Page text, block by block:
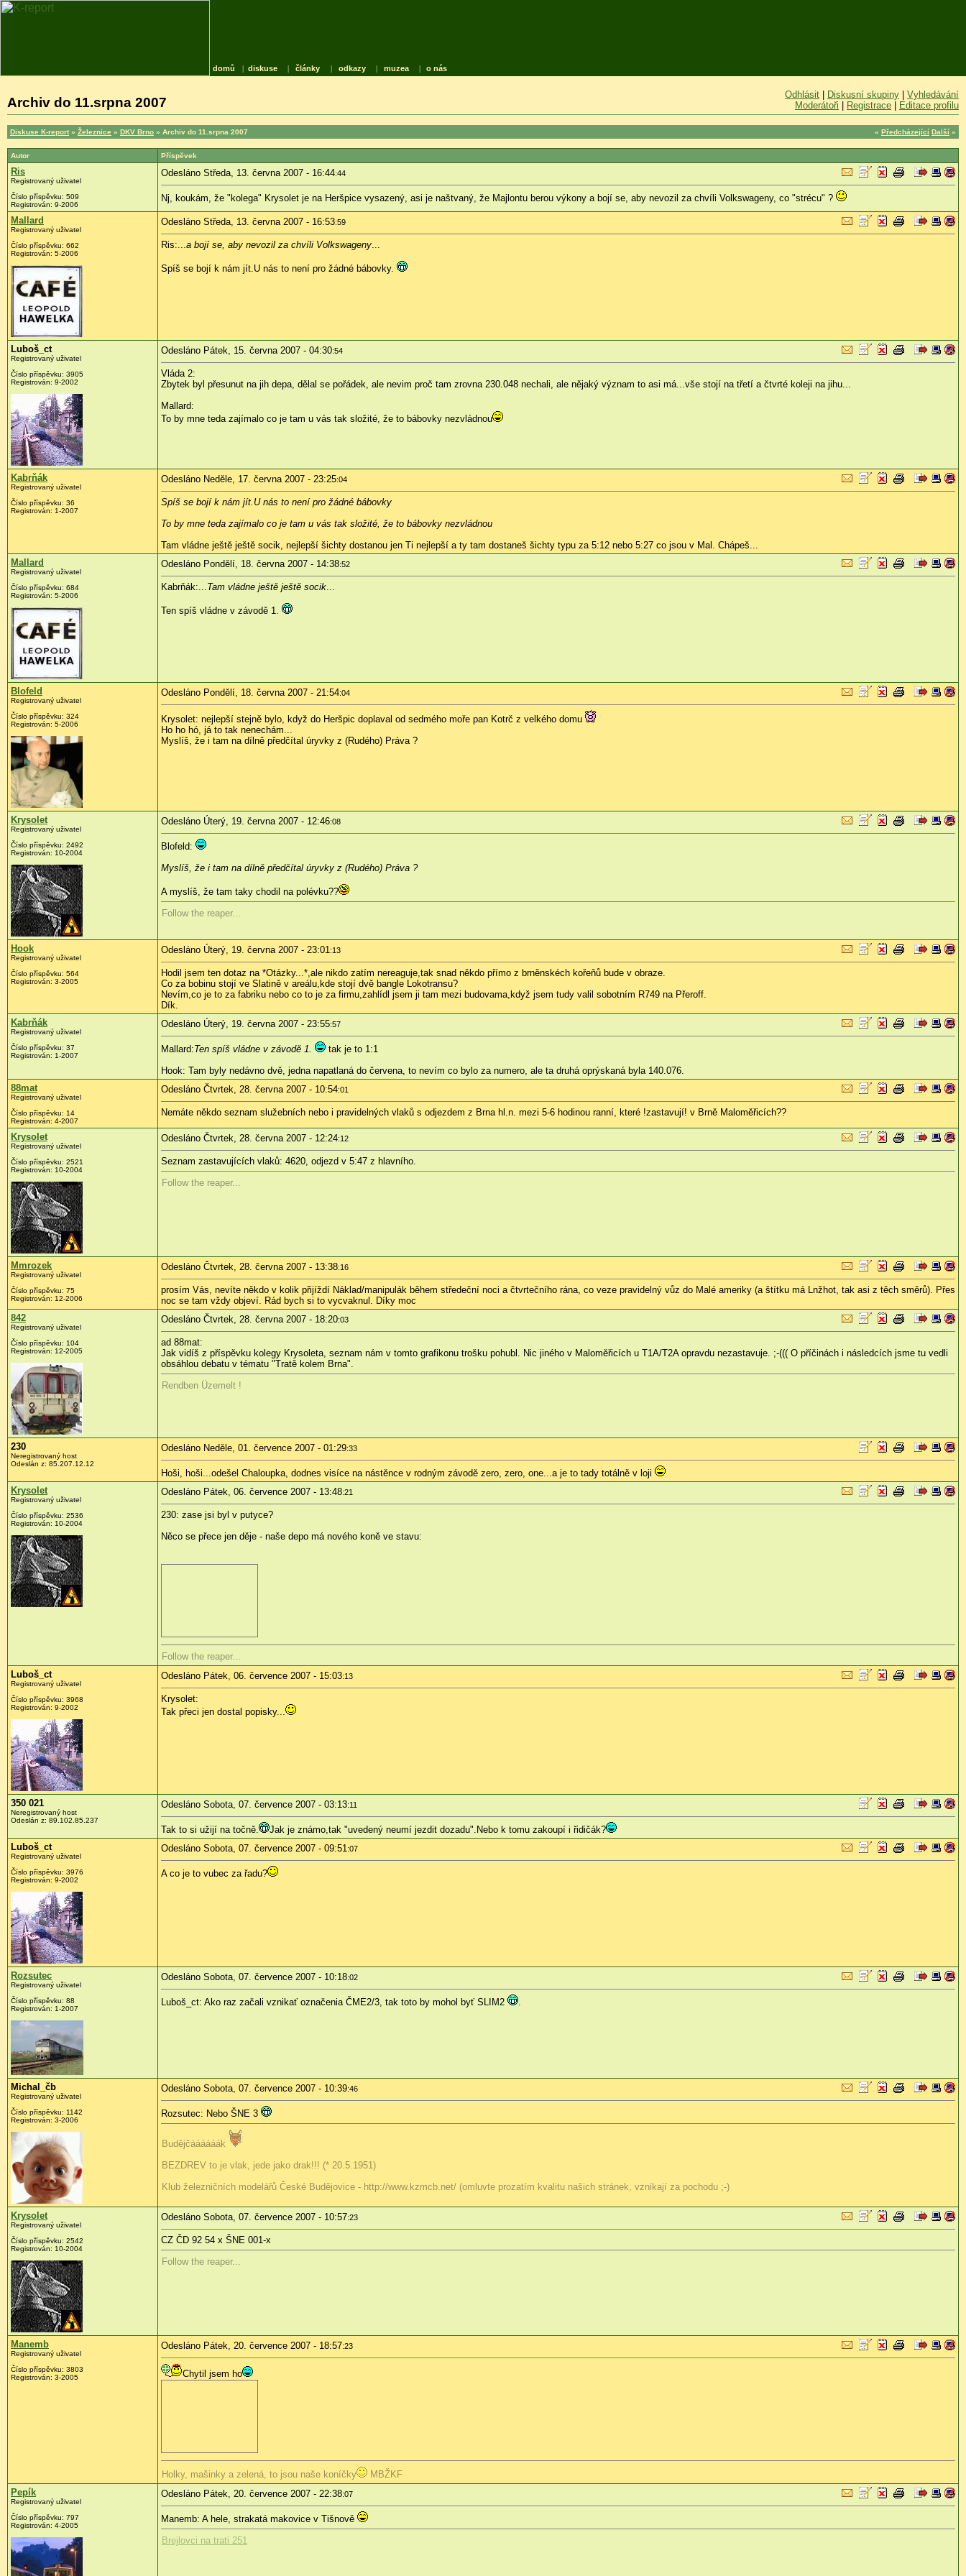
domů | diskuse | články | odkazy | muzea | o nás
Archiv do 11.srpna 2007
Odhlásit Diskusní skupiny
Vyhledávání
Moderátoři
Registrace Editace profilu
Diskuse K-report » Železnice » DKV Brno » Archiv do 11.srpna 2007 « Předcházející Další »
Autor Příspěvek
Ris
Registrovaný uživatel
Číslo příspěvku: 509
Registrován: 9-2006
Odesláno Středa, 13. června 2007 - 16:44:44
Nj, koukám, že "kolega" Krysolet je na Heršpice vysazený, asi je naštvaný, že Majlontu berou výkony a bojí se, aby nevozil za chvíli Volkswageny, co "strécu" ?
Mallard
Registrovaný uživatel
Číslo příspěvku: 662
Registrován: 5-2006
Odesláno Středa, 13. června 2007 - 16:53:59
Ris:... a bojí se, aby nevozil za chvíli Volkswageny
Spíš se bojí k nám jít.U nás to není pro žádné bábovky.
Luboš_ct
Registrovaný uživatel
Číslo příspěvku: 3905
Registrován: 9-2002
Odesláno Pátek, 15. června 2007 - 04:30:54
Vláda 2:
Zbytek byl přesunut na jih depa, dělal se pořádek, ale nevim proč tam zrovna 230.048 nechali, ale nějaký význam to asi má...vše stojí na třetí a čtvrté koleji na jihu...
Mallard:
To by mne teda zajímalo co je tam u vás tak složité, že to bábovky nezvládnou
Kabrňák
Registrovaný uživatel
Číslo příspěvku: 36
Registrován: 1-2007
Odesláno Neděle, 17. června 2007 - 23:25:04
Spíš se bojí k nám jít.U nás to není pro žádné bábovky
To by mne teda zajímalo co je tam u vás tak složité, že to bábovky nezvládnou
Tam vládne ještě ještě socik, nejlepší šichty dostanou jen Ti nejlepší a ty tam dostaneš šichty typu za 5:12 nebo 5:27 co jsou v Mal. Chápeš...
Mallard
Registrovaný uživatel
Číslo příspěvku: 684
Registrován: 5-2006
Odesláno Pondělí, 18. června 2007 - 14:38:52
Kabrňák:... Tam vládne ještě ještě socik
Ten spíš vládne v závodě 1.
Blofeld
Registrovaný uživatel
Číslo příspěvku: 324
Registrován: 5-2006
Odesláno Pondělí, 18. června 2007 - 21:54:04
Krysolet: nejlepší stejně bylo, když do Heršpic doplaval od sedmého moře pan Kotrč z velkého domu
Ho ho hó, já to tak nenechám...
Myslíš, že i tam na dílně předčítal úryvky z (Rudého) Práva ?
Krysolet
Registrovaný uživatel
Číslo příspěvku: 2492
Registrován: 10-2004
Odesláno Úterý, 19. června 2007 - 12:46:08
Blofeld:
Myslíš, že i tam na dílně předčítal úryvky z (Rudého) Práva ?
A myslíš, že tam taky chodil na polévku??
Follow the reaper...
Hook
Registrovaný uživatel
Číslo příspěvku: 564
Registrován: 3-2005
Odesláno Úterý, 19. června 2007 - 23:01 :13
Hodil jsem ten dotaz na *Otázky...*,ale nikdo zatím nereaguje,tak snad někdo přímo z brněnskéch kořeňů bude v obraze.
Co za bobinu stojí ve Slatině v areálu,kde stojí dvě bangle Lokotransu?
Nevím,co je to za fabriku nebo co to je za firmu,zahlídl jsem ji tam mezi budovama,když jsem tudy valil sobotním R749 na Přeroff.
Dík.
Kabrňák
Registrovaný uživatel
Číslo příspěvku: 37
Registrován: 1-2007
Odesláno Úterý, 19. června 2007 - 23:55:57
Mallard:Ten spíš vládne v závodě 1.
tak je to 1:1
Hook: Tam byly nedávno dvě, jedna napatlaná do červena, to nevím co bylo za numero, ale ta druhá oprýskaná byla 140.076.
88mat
Registrovaný uživatel
Číslo příspěvku: 14
Registrován: 4-2007
Odesláno Čtvrtek, 28. června 2007 - 10:54:01
Nemáte někdo seznam služebních nebo i pravidelných vlaků s odjezdem z Brna hl.n. mezi 5-6 hodinou ranní, které !zastavují! v Brně Maloměřicích??
Krysolet
Registrovaný uživatel
Číslo příspěvku: 2521
Registrován: 10-2004
Odesláno Čtvrtek, 28. června 2007 - 12:24:12
Seznam zastavujících vlaků: 4620, odjezd v 5:47 z hlavního.
Follow the reaper...
Mmrozek
Registrovaný uživatel
Číslo příspěvku: 75
Registrován: 12-2006
Odesláno Čtvrtek, 28. června 2007 - 13:38:16
prosím Vás, nevíte někdo v kolik přijíždí Náklad/manipulák během středeční noci a čtvrtečního rána, co veze pravidelný vůz do Malé ameriky (a štítku má Lnžhot, tak asi z těch směrů). Přes
noc se tam vždy objeví. Rád bych si to vycvaknul. Díky moc
842
Registrovaný uživatel
Číslo příspěvku: 104
Registrován: 12-2005
Odesláno Čtvrtek, 28. června 2007 - 18:20:03
ad 88mat:
Jak vidíš z příspěvku kolegy Krysoleta, seznam nám v tomto grafikonu trošku pohubl. Nic jiného v Maloměřicích u T1A/T2A opravdu nezastavuje. ;-((( O příčinách i následcích jsme tu vedli
obsáhlou debatu v tématu "Tratě kolem Brna".
Rendben Üzemelt !
230
Neregistrovaný host
Odeslán z: 85.207.12.12
Odesláno Neděle, 01. července 2007 - 01:29:33
Hoši, hoši...odešel Chaloupka, dodnes visíce na nástěnce v rodným závodě zero, zero, one...a je to tady totálně v loji
Krysolet
Registrovaný uživatel
Číslo příspěvku: 2536
Registrován: 10-2004
Odesláno Pátek, 06. července 2007 - 13:48:21
230: zase jsi byl v putyce?
Něco se přece jen děje - naše depo má nového koně ve stavu:
Follow the reaper...
Luboš_ct
Registrovaný uživatel
Číslo příspěvku: 3968
Registrován: 9-2002
Odesláno Pátek, 06. července 2007 - 15:03:13
Krysolet:
Tak přeci jen dostal popisky...
350 021
Neregistrovaný host
Odeslán z: 89.102.85.237
Odesláno Sobota, 07. července 2007 - 03:13:11
Tak to si užijí na točně.
Jak je známo,tak "uvedený neumí jezdit dozadu".Nebo k tomu zakoupí i řidičák?
Luboš_ct
Registrovaný uživatel
Číslo příspěvku: 3976
Registrován: 9-2002
Odesláno Sobota, 07. července 2007 - 09:51 :07
A co je to vubec za řadu?
Rozsutec
Registrovaný uživatel
Číslo příspěvku: 88
Registrován: 1-2007
Odesláno Sobota, 07. července 2007 - 10:18:02
Luboš_ct: Ako raz začali vznikať označenia ČME2/3, tak toto by mohol byť SLIM2
Michal_čb
Registrovaný uživatel
Číslo příspěvku: 1142
Registrován: 3-2006
Odesláno Sobota, 07. července 2007 - 10:39:46
Rozsutec: Nebo ŠNE 3
Budějčáááááák
BEZDREV to je vlak, jede jako drak!!! (* 20.5.1951)
Klub železničních modelářů České Budějovice - http://www.kzmcb.net/ (omluvte prozatím kvalitu našich stránek, vznikají za pochodu ;-)
Krysolet
Registrovaný uživatel
Číslo příspěvku: 2542
Registrován: 10-2004
Odesláno Sobota, 07. července 2007 - 10:57:23
CZ ČD 92 54 x ŠNE 001-x
Follow the reaper...
Manemb
Registrovaný uživatel
Číslo příspěvku: 3803
Registrován: 3-2005
Odesláno Pátek, 20. července 2007 - 18:57:23
Chytil jsem ho
Holky, mašinky a zelená, to jsou naše koníčky
MBŽKF
Pepík
Registrovaný uživatel
Číslo příspěvku: 797
Registrován: 4-2005
Odesláno Pátek, 20. července 2007 - 22:38:07
Manemb: A hele, strakatá makovice v Tišnově
Brejlovci na trati 251